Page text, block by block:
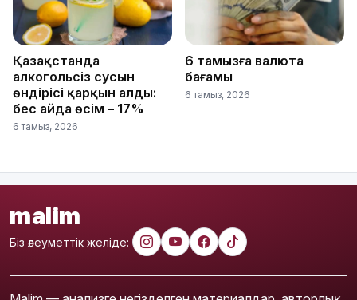
Қазақстанда
алкогольсіз сусын
өндірісі қарқын алды:
бес айда өсім – 17%
6 тамыз, 2026
6 тамызға валюта
бағамы
6 тамыз, 2026
malim
Біз әлеуметтік желіде: